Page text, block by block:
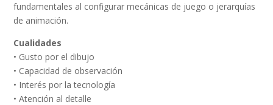
fundamentales al configurar mecánicas de juego o jerarquías
de animación.
Cualidades
• Gusto por el dibujo
• Capacidad de observación
• Interés por la tecnología
• Atención al detalle